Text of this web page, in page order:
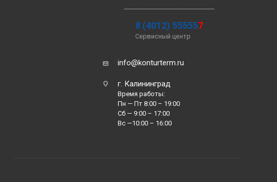
8 (4012) 555557
Сервисный центр
info@konturterm.ru
г. Калининград
Время работы:
Пн — Пт 8:00 – 19:00
Сб — 9:00 – 17:00
Вс —10:00 – 16:00